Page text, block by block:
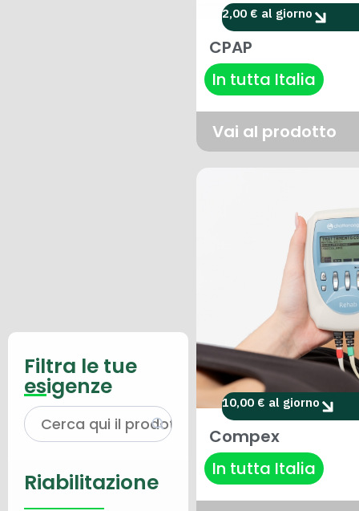
Filtra le tue
esigenze
Riabilitazione
2,00 € al giorno
CPAP
In tutta Italia
Vai al prodotto
10,00 € al giorno
Compex
In tutta Italia